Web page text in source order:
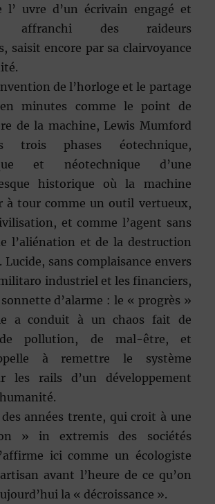
l’ uvre d’un écrivain engagé et
affranchi des raideurs
saisit encore par sa clairvoyance
de l’horloge et le partage
minutes comme le point de
de la machine, Lewis Mumford
trois phases éotechnique,
et néotechnique d’une
historique où la machine
à tour comme un outil vertueux,
et comme l’agent sans
l’aliénation et de la destruction
Lucide, sans complaisance envers
industriel et les financiers,
d’alarme : le « progrès »
a conduit à un chaos fait de
de pollution, de mal-être, et
à remettre le système
les rails d’un développement
années trente, qui croit à une
» in extremis des sociétés
ici comme un écologiste
avant l’heure de ce qu’on
la « décroissance ».